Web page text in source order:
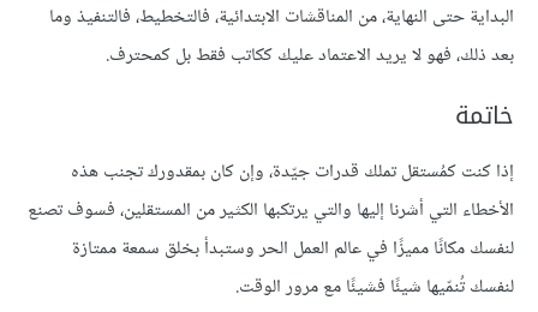
البداية حتى النهاية، من المناقشات الابتدائية، فالتخطيط، فالتنفيذ وما
بعد ذلك، فهو لا يريد الاعتماد عليك ككاتب فقط بل كمحترف.
خاتمة
إذا كنت كمُستقل تملك قدرات جيّدة، وإن كان بمقدورك تجنب هذه
الأخطاء التي أشرنا إليها والتي يرتكبها الكثير من المستقلين، فسوف تصنع
لنفسك مكانًا مميزًا في عالم العمل الحر وستبدأ بخلق سمعة ممتازة
لنفسك تُنمّيها شيئًا فشيئًا مع مرور الوقت.